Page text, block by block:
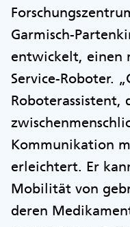
Garmisch-
entwickelt, einen
Service-Roboter.
Roboterassistent,
Kommunikation
erleichtert. Er
Mobilität von
deren